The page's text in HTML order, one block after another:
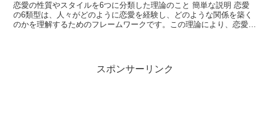
恋愛の性質やスタイルを6つに分類した理論のこと 簡単な説明 恋愛
の6類型は、人々がどのように恋愛を経験し、どのような関係を築く
のかを理解するためのフレームワークです。この理論により、恋愛の
スポンサーリンク